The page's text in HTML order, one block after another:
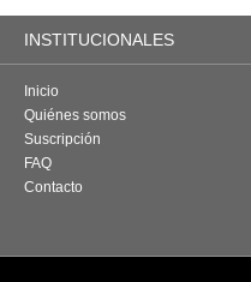
INSTITUCIONALES
Inicio
Quiénes somos
Suscripción
FAQ
Contacto